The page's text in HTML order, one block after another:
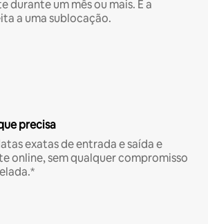
um mês ou mais. É a
a uma sublocação.
precisa
exatas de entrada e saída e
online, sem qualquer compromisso